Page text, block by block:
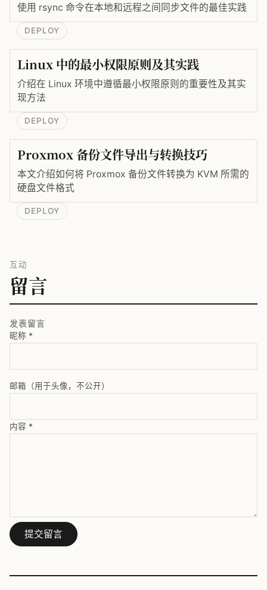
使用 rsync 命令在本地和远程之间同步文件的最佳实践
DEPLOY
Linux 中的最小权限原则及其实践
介绍在 Linux 环境中遵循最小权限原则的重要性及其实
现方法
DEPLOY
Proxmox 备份文件导出与转换技巧
本文介绍如何将 Proxmox 备份文件转换为 KVM 所需的
硬盘文件格式
DEPLOY
互动
留言
发表留言
昵称 *
邮箱（用于头像，不公开）
内容 *
提交留言